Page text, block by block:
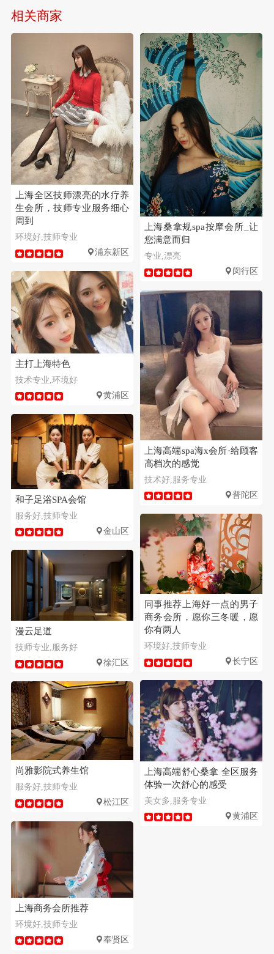
相关商家
上海全区技师漂亮的水疗养
生会所，技师专业服务细心
周到
环境好,技师专业
浦东新区
上海桑拿规spa按摩会所_让
您满意而归
专业,漂亮
闵行区
主打上海特色
技术专业,环境好
黄浦区
上海高端spa海x会所·给顾客
高档次的感觉
技术好,服务专业
普陀区
和子足浴SPA会馆
服务好,技师专业
金山区
同事推荐上海好一点的男子
商务会所，愿你三冬暖，愿
你有两人
环境好,技师专业
长宁区
漫云足道
技师专业,服务好
徐汇区
上海高端舒心桑拿 全区服务
体验一次舒心的感受
美女多,服务专业
黄浦区
尚雅影院式养生馆
服务好,技师专业
松江区
上海商务会所推荐
环境好,技师专业
奉贤区